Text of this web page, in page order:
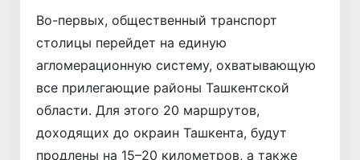
Во-первых, общественный транспорт
столицы перейдет на единую
агломерационную систему, охватывающую
все прилегающие районы Ташкентской
области. Для этого 20 маршрутов,
доходящих до окраин Ташкента, будут
продлены на 15–20 километров, а также